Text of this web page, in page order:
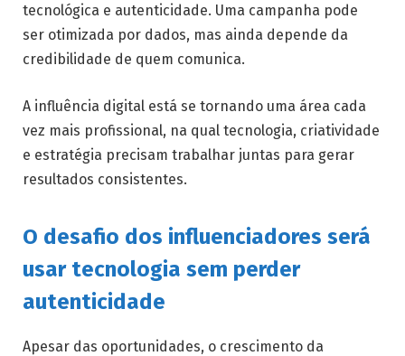
tecnológica e autenticidade. Uma campanha pode
ser otimizada por dados, mas ainda depende da
credibilidade de quem comunica.
A influência digital está se tornando uma área cada
vez mais profissional, na qual tecnologia, criatividade
e estratégia precisam trabalhar juntas para gerar
resultados consistentes.
O desafio dos influenciadores será
usar tecnologia sem perder
autenticidade
Apesar das oportunidades, o crescimento da